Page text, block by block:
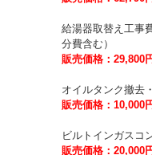
給湯器取替え工事
分費含む）
販売価格：29,800
オイルタンク撤去
販売価格：10,000
ビルトインガスコ
販売価格：20,000